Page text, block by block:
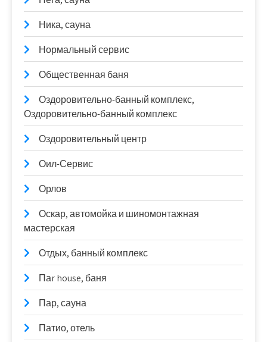
Ника, сауна
Нормальный сервис
Общественная баня
Оздоровительно-банный комплекс,
Оздоровительно-банный комплекс
Оздоровительный центр
Оил-Сервис
Орлов
Оскар, автомойка и шиномонтажная
мастерская
Отдых, банный комплекс
Паr house, баня
Пар, сауна
Патио, отель